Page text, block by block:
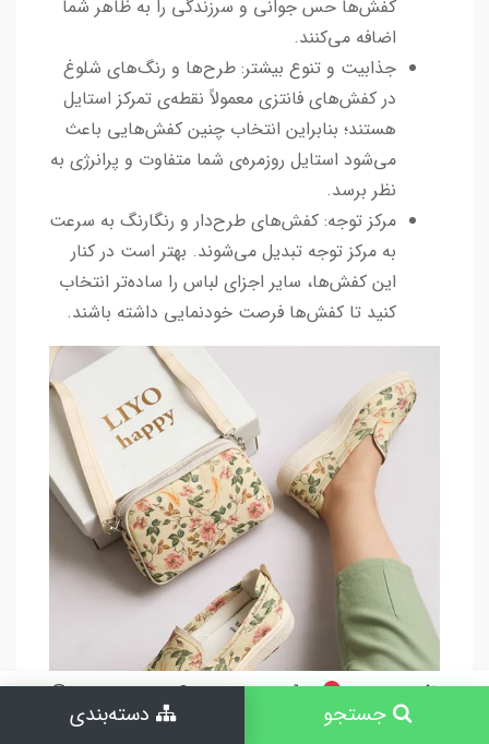
0
سبد خرید
حساب کاربری جستجو جستجو
کفش‌ها حس جوانی و سرزندگی را به ظاهر شما
اضافه می‌کنند.
جذابیت و تنوع بیشتر: طرح‌ها و رنگ‌های شلوغ
در کفش‌های فانتزی معمولاً نقطه‌ی تمرکز استایل
هستند؛ بنابراین انتخاب چنین کفش‌هایی باعث
می‌شود استایل روزمره‌ی شما متفاوت و پرانرژی به
نظر برسد.
مرکز توجه: کفش‌های طرح‌دار و رنگارنگ به سرعت
به مرکز توجه تبدیل می‌شوند. بهتر است در کنار
این کفش‌ها، سایر اجزای لباس را ساده‌تر انتخاب
کنید تا کفش‌ها فرصت خودنمایی داشته باشند.